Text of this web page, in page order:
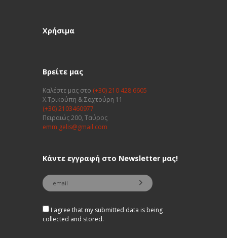
Χρήσιμα
Βρείτε μας
Καλέστε μας στο (+30) 210 428 6605
Χ.Τρικούπη & Σαχτούρη 11
(+30) 2103460977
Πειραιώς 200, Ταύρος
emm.gelis@gmail.com
Κάντε εγγραφή στο Newsletter μας!
I agree that my submitted data is being
collected and stored.